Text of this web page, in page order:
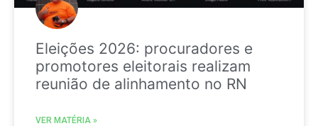
Eleições 2026: procuradores e
promotores eleitorais realizam
reunião de alinhamento no RN
VER MATÉRIA »